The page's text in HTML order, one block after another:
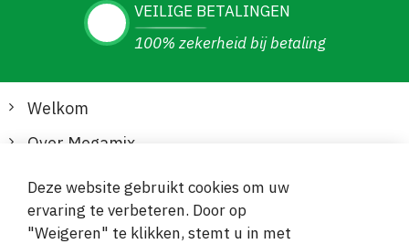
VEILIGE BETALINGEN
100% zekerheid bij betaling
Welkom
Over Megamix
Informatie
Klantenservice
Deze website gebruikt cookies om uw
ervaring te verbeteren. Door op
"Weigeren" te klikken, stemt u in met